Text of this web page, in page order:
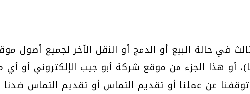
في حالة البيع أو الدمج أو النقل الآخر لجميع أصول
أو هذا الجزء من موقع شركة أبو جيب الإلكتروني أو أي
عن عملنا أو تقديم التماس أو تقديم التماس